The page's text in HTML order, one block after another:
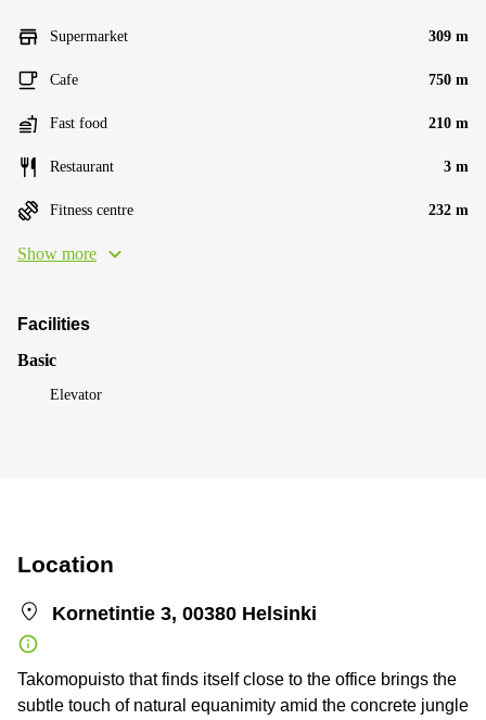
Supermarket 309 m
Cafe 750 m
Fast food 210 m
Restaurant 3 m
Fitness centre 232 m
Show more
Facilities
Basic
Elevator
Location
Kornetintie 3, 00380 Helsinki
Takomopuisto that finds itself close to the office brings the
subtle touch of natural equanimity amid the concrete jungle